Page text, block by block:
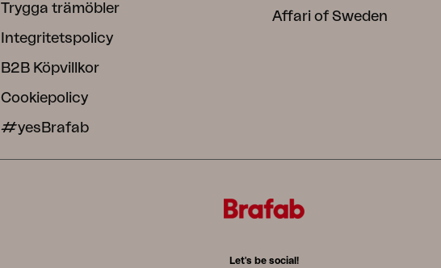
Trygga trämöbler
Integritetspolicy
B2B Köpvillkor
Cookiepolicy
#yesBrafab
Affari of Sweden
Let's be social!